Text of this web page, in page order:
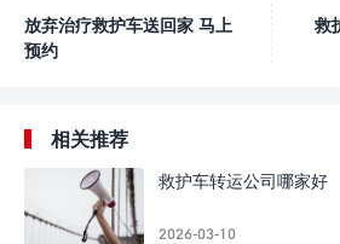
放弃治疗救护车送回家 马上
预约
救
相关推荐
救护车转运公司哪家好
2026-03-10